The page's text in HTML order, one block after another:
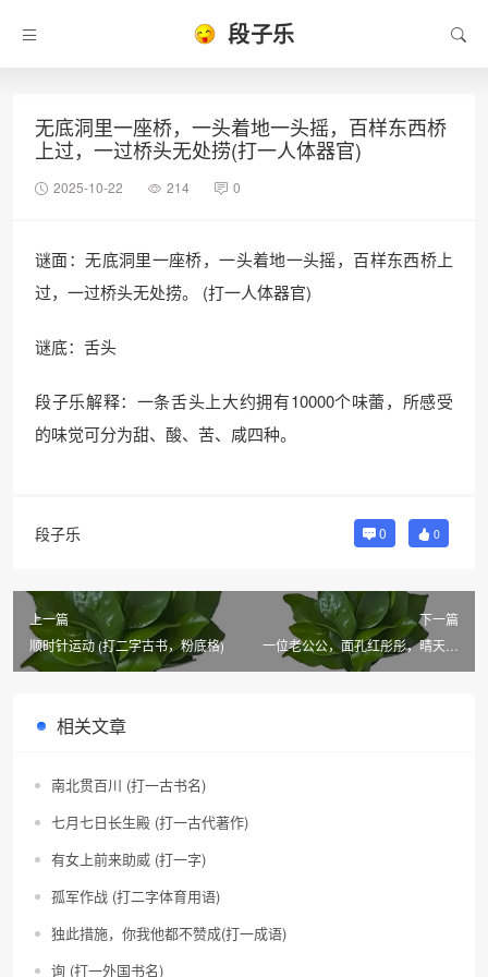
段子乐
无底洞里一座桥，一头着地一头摇，百样东西桥
上过，一过桥头无处捞(打一人体器官)
2025-10-22 214 0
谜面：无底洞里一座桥，一头着地一头摇，百样东西桥上
过，一过桥头无处捞。 (打一人体器官)
谜底：舌头
段子乐解释：一条舌头上大约拥有10000个味蕾，所感受
的味觉可分为甜、酸、苦、咸四种。
段子乐 0 0
上一篇
顺时针运动 (打二字古书，粉底格)
下一篇
一位老公公，面孔红彤彤，晴天早
早起，按时来上工(打一自然物)
相关文章
南北贯百川 (打一古书名)
七月七日长生殿 (打一古代著作)
有女上前来助威 (打一字)
孤军作战 (打二字体育用语)
独此措施，你我他都不赞成(打一成语)
询 (打一外国书名)